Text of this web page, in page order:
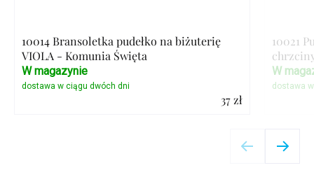
10014 Bransoletka pudełko na biżuterię
VIOLA - Komunia Święta
37 zł
W magazynie
10021
W